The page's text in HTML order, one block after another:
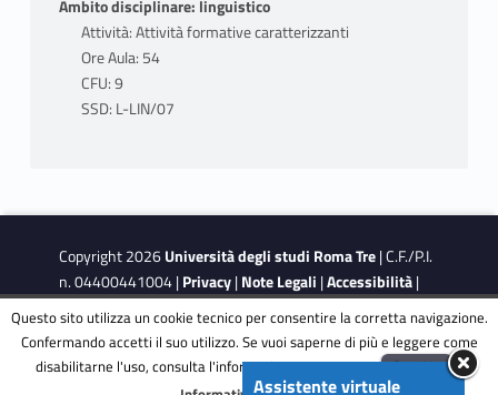
Definición, características, funciones
tendencias, géneros
4. El leguaje deportivo
Definición, características, tendencias,
géneros
6. El leguaje publicitario
Definición, origen, características, función,
géneros
Ambito disciplinare: linguistico
Attività: Attività formative caratterizzanti
Ore Aula: 54
CFU: 9
SSD: L-LIN/07
Copyright 2026Università degli studi Roma Tre| C.F./P.I.
n. 04400441004 |Privacy|Note Legali |Accessibilità|
Obiettivi di accessibilità
| Dichiarazione di accessibilità
Assistente virtuale
This site is protected by reCAPTCHA and the GooglePrivacy
Questo sito utilizza un cookie tecnico per consentire la corretta navigazione.
Confermando accetti il suo utilizzo. Se vuoi saperne di più e leggere come
disabilitarne l'uso, consulta l'informativa estesa.ENG
Accetta